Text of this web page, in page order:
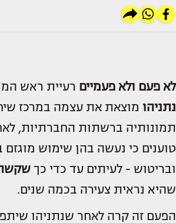
לא פעם ולא פעמיים רעיית ראש
נתניהו מוצאת את עצמה במרכז
תמונותיה ברשתות החברתיות,
טוענים כי נעשה בהן שימוש מוגזם
ובריטוש - לעיתים עד כדי כך
שהיא נראית צעירה בכמה שנים.
הפעם זה קרה לאחר שנתניהו